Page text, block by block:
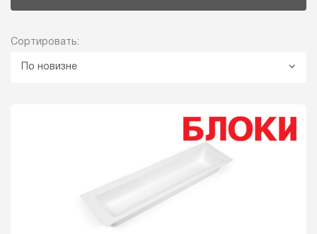
Сортировать:
По новизне